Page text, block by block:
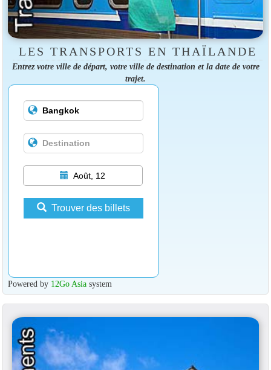
LES TRANSPORTS EN THAÏLANDE
Entrez votre ville de départ, votre ville de destination et la date de votre
trajet.
Août, 12
Trouver des billets
Powered by 12Go Asiasystem